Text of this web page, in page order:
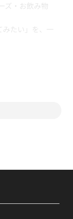
ズ・お飲み物
たい」を、一